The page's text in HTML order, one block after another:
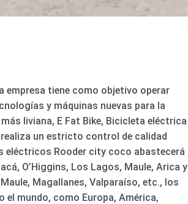
empresa tiene como objetivo operar
y máquinas nuevas para la
liviana, E Fat Bike, Bicicleta eléctrica
realiza un estricto control de calidad
eléctricos Rooder city coco abastecerá
O’Higgins, Los Lagos, Maule, Arica y
Magallanes, Valparaíso, etc., los
mundo, como Europa, América,